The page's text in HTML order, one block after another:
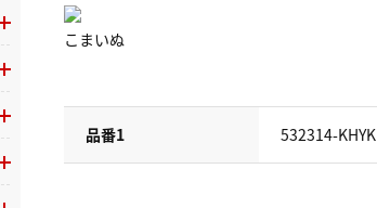
こまいぬ
品番1 532314-KHYK